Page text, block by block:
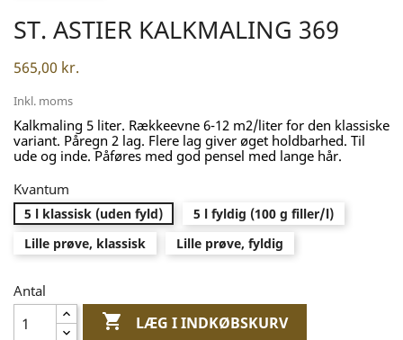
ST. ASTIER KALKMALING 369
565,00 kr.
Inkl. moms
Kalkmaling 5 liter. Rækkeevne 6-12 m2/liter for den klassiske
variant. Påregn 2 lag. Flere lag giver øget holdbarhed. Til
ude og inde. Påføres med god pensel med lange hår.
Kvantum
5 l klassisk (uden fyld)
5 l fyldig (100 g filler/l)
Lille prøve, klassisk
Lille prøve, fyldig
Antal
 LÆG I INDKØBSKURV